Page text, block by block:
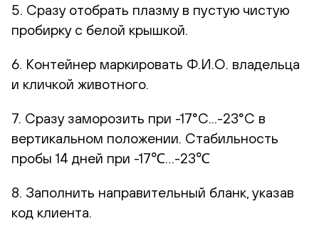
5. Сразу отобрать плазму в пустую чистую
пробирку с белой крышкой.
6. Контейнер маркировать Ф.И.О. владельца
и кличкой животного.
7. Сразу заморозить при -17°С...-23°С в
вертикальном положении. Стабильность
пробы 14 дней при -17℃…-23℃
8. Заполнить направительный бланк, указав
код клиента.